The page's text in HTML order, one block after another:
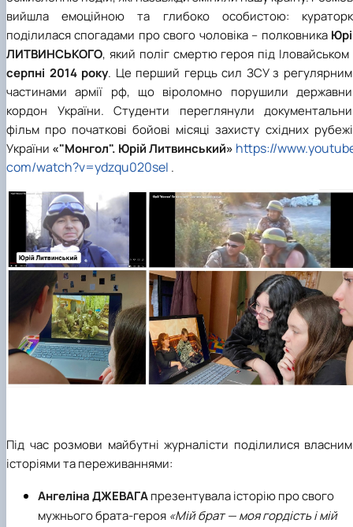
вийшла емоційною та глибоко особистою:
поділилася спогадами про свого чоловіка – полковника
ЛИТВИНСЬКОГО, який поліг смертю героя під Іловайськом
серпні 2014 року. Це перший герць сил ЗСУ з
частинами армії рф, що віроломно порушили
кордон України. Студенти переглянули
фільм про початкові бойові місяці захисту східних
України «"Монгол". Юрій Литвинський» https://
com/watch?v=ydzqu020seI .
Під час розмови майбутні журналісти поділилися
історіями та переживаннями:
Ангеліна ДЖЕВАГАпрезентувала історію про свого
мужнього брата-героя «Мій брат — моя гордість і мій